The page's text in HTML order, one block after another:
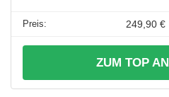
249,90 €
ZUM TOP